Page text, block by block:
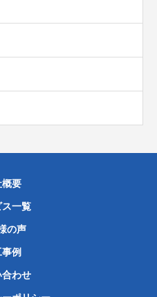
概要
一覧
の声
例
合わせ